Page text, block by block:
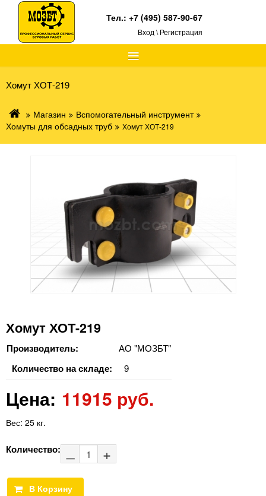
≡
Тел.:+7 (495) 587-90-67
Вход \ Регистрация
Хомут ХОТ-219
Магазин
Вспомогательный инструмент
Хомуты для обсадных труб
Хомут ХОТ-219
Хомут ХОТ-219
Производитель: АО "МОЗБТ"
Количество на складе: 9
Цена: 11915 руб.
Вес: 25 кг.
Количество: